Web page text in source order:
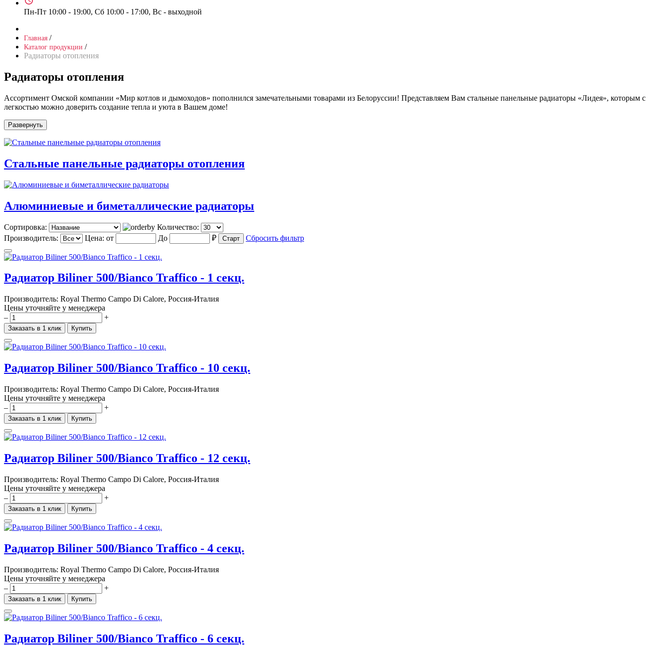
Пн-Пт 10:00 - 19:00, Сб 10:00 - 17:00, Вс - выходной
Главная /
Каталог продукции /
Радиаторы отопления
Радиаторы отопления
Ассортимент Омской компании «Мир котлов и дымоходов» пополнился замечательными товарами из Белоруссии! Представляем Вам стальные панельные радиаторы «Лидея», которым с
легкостью можно доверить создание тепла и уюта в Вашем доме!
Развернуть
Стальные панельные радиаторы отопления
Алюминиевые и биметаллические радиаторы
Сортировка:
Количество:
Производитель:
Цена: от До ₽ Сбросить фильтр
Радиатор Biliner 500/Bianco Traffico - 1 секц.
Производитель: Royal Thermo Campo Di Calore, Россия-Италия
Цены уточняйте у менеджера
–
+
Заказать в 1 клик Купить
Радиатор Biliner 500/Bianco Traffico - 10 секц.
Производитель: Royal Thermo Campo Di Calore, Россия-Италия
Цены уточняйте у менеджера
–
+
Заказать в 1 клик Купить
Радиатор Biliner 500/Bianco Traffico - 12 секц.
Производитель: Royal Thermo Campo Di Calore, Россия-Италия
Цены уточняйте у менеджера
–
+
Заказать в 1 клик Купить
Радиатор Biliner 500/Bianco Traffico - 4 секц.
Производитель: Royal Thermo Campo Di Calore, Россия-Италия
Цены уточняйте у менеджера
–
+
Заказать в 1 клик Купить
Радиатор Biliner 500/Bianco Traffico - 6 секц.